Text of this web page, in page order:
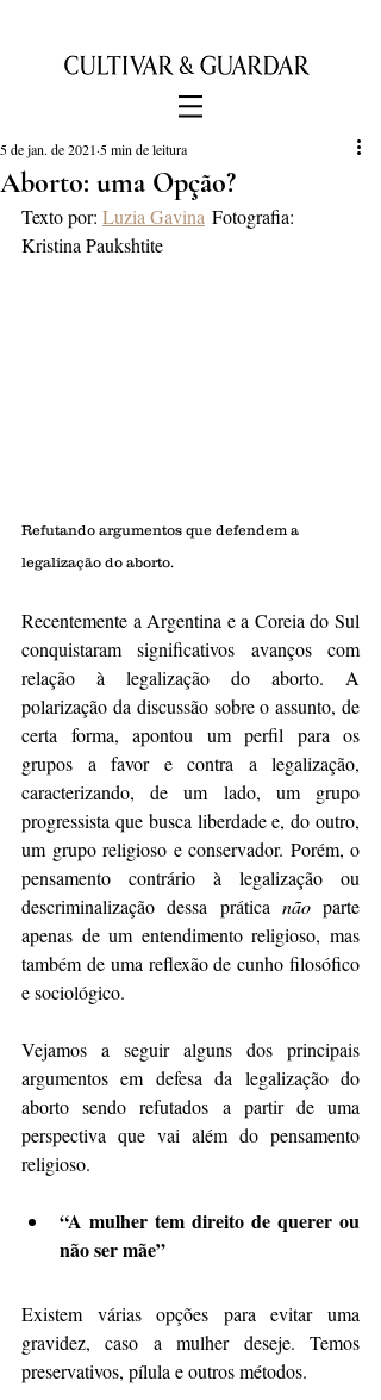
Aborto: uma Opção?
5 de jan. de 2021 5 min de leitura
Texto por: Luzia Gavina
	Fotografia:
Kristina Paukshtite
Refutando argumentos que defendem a
legalização do aborto.
Recentemente a Argentina e a Coreia do Sul
conquistaram significativos avanços com
relação à legalização do aborto. A
polarização da discussão sobre o assunto, de
certa forma, apontou um perfil para os
grupos a favor e contra a legalização,
caracterizando, de um lado, um grupo
progressista que busca liberdade e, do outro,
um grupo religioso e conservador. Porém, o
pensamento contrário à legalização ou
descriminalização dessa prática não parte
apenas de um entendimento religioso, mas
também de uma reflexão de cunho filosófico
e sociológico.
Vejamos a seguir alguns dos principais
argumentos em defesa da legalização do
aborto sendo refutados a partir de uma
perspectiva que vai além do pensamento
religioso.
“A mulher tem direito de querer ou
não ser mãe”
Existem várias opções para evitar uma
gravidez, caso a mulher deseje. Temos
preservativos, pílula e outros métodos.